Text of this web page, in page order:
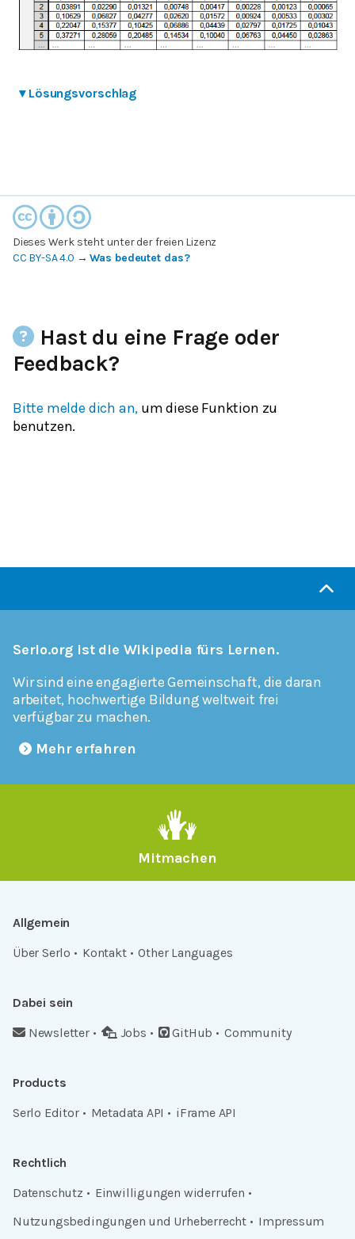
▾ Lösungsvorschlag
Dieses Werk steht unter der freien Lizenz
CC BY-SA 4.0 →Was bedeutet das?
Hast du eine Frage oder
Feedback?
Bitte melde dich an, um diese Funktion zu
benutzen.
Serlo.org ist die Wikipedia fürs Lernen.
Wir sind eine engagierte Gemeinschaft, die daran
arbeitet, hochwertige Bildung weltweit frei
verfügbar zu machen.
Mehr erfahren
Mitmachen
Allgemein
Über Serlo
Kontakt Other Languages
Dabei sein
Newsletter
Jobs GitHub Community
Products
Serlo Editor
Metadata API iFrame API
Rechtlich
Datenschutz
Einwilligungen widerrufen
Nutzungsbedingungen und Urheberrecht
Impressum